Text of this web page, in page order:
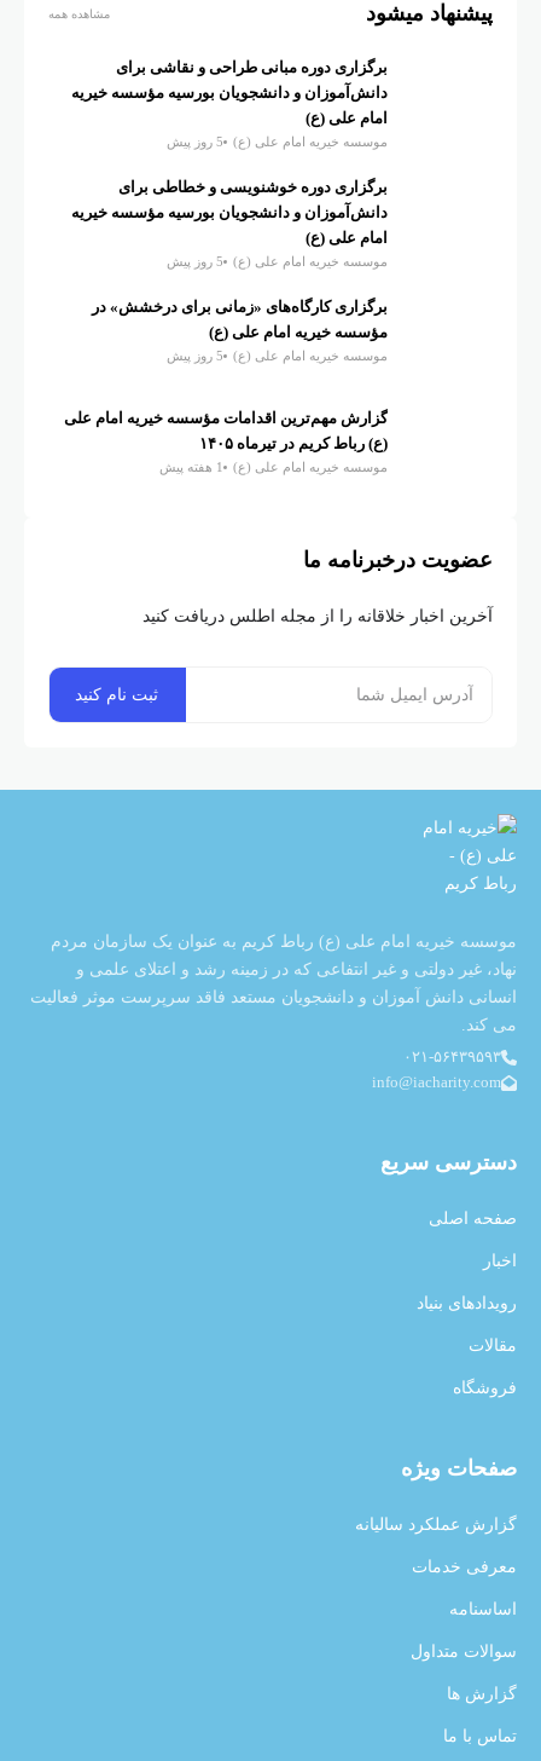
پیشنهاد میشود مشاهده همه
برگزاری دوره مبانی طراحی و نقاشی برای
دانش‌آموزان و دانشجویان بورسیه مؤسسه خیریه
امام علی (ع)
موسسه خیریه امام علی (ع) 5 روز پیش
برگزاری دوره خوشنویسی و خطاطی برای
دانش‌آموزان و دانشجویان بورسیه مؤسسه خیریه
امام علی (ع)
موسسه خیریه امام علی (ع) 5 روز پیش
برگزاری کارگاه‌های «زمانی برای درخشش» در
مؤسسه خیریه امام علی (ع)
موسسه خیریه امام علی (ع) 5 روز پیش
گزارش مهم‌ترین اقدامات مؤسسه خیریه امام علی
(ع) رباط کریم در تیرماه ۱۴۰۵
موسسه خیریه امام علی (ع) 1 هفته پیش
عضویت درخبرنامه ما
آخرین اخبار خلاقانه را از مجله اطلس دریافت کنید
موسسه خیریه امام علی (ع) رباط کریم به عنوان یک سازمان مردم
نهاد، غیر دولتی و غیر انتفاعی که در زمینه رشد و اعتلای علمی و
انسانی دانش آموزان و دانشجویان مستعد فاقد سرپرست موثر فعالیت
می کند.
۰۲۱-۵۶۴۳۹۵۹۳
info@iacharity.com
دسترسی سریع
صفحه اصلی
اخبار
رویدادهای بنیاد
مقالات
فروشگاه
صفحات ویژه
گزارش عملکرد سالیانه
معرفی خدمات
اساسنامه
سوالات متداول
گزارش ها
تماس با ما